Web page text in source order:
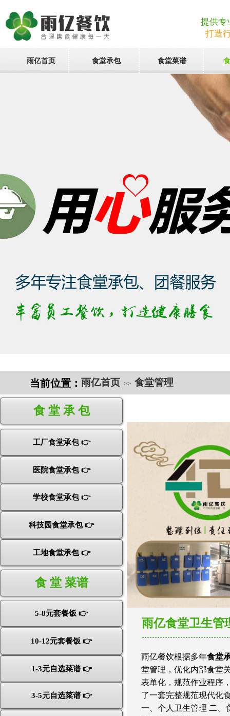
雨亿首页 >> 食堂管理
当前位置 ：
提供专
打造
雨亿首页 食堂承包 食堂菜谱
食 堂 承 包
工厂食堂承包 👉
医院食堂承包 👉
学校食堂承包 👉
科技园食堂承包 👉
工地食堂承包 👉
食 堂 菜谱
5-8元套餐饭 👉
雨亿食堂卫生管
10-12元套餐饭 👉
雨亿餐饮根据多年食堂
堂管理，优化内部食堂
表单化，规范作业程序
了一套完整规范现代化
一、个人卫生管理 二、
1-3元自选菜谱 👉
3-5元自选菜谱 👉